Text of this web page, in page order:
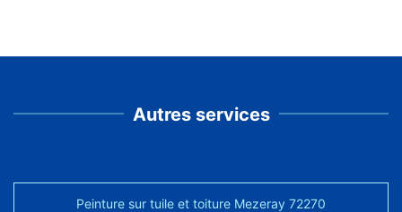
Autres services
Peinture sur tuile et toiture Mezeray 72270